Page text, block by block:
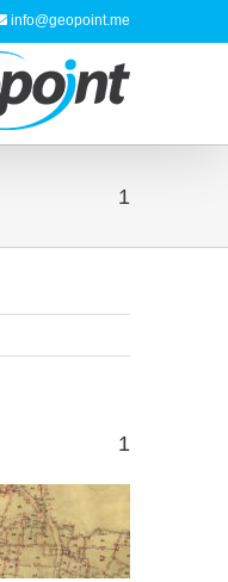
info@geopoint.me
1
1